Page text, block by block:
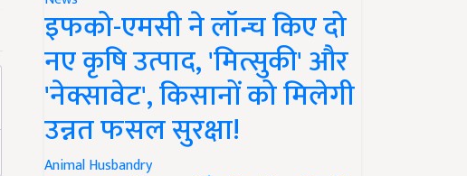
इफको-एमसी ने लॉन्च किए दो
नए कृषि उत्पाद, 'मित्सुकी' और
'नेक्सावेट', किसानों को मिलेगी
उन्नत फसल सुरक्षा!
Animal Husbandry